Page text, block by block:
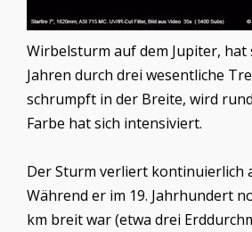
Wirbelsturm auf dem Jupiter, hat
Jahren durch drei wesentliche
schrumpft in der Breite, wird
Farbe hat sich intensiviert.
Der Sturm verliert kontinuierlich
Während er im 19. Jahrhundert
km breit war (etwa drei